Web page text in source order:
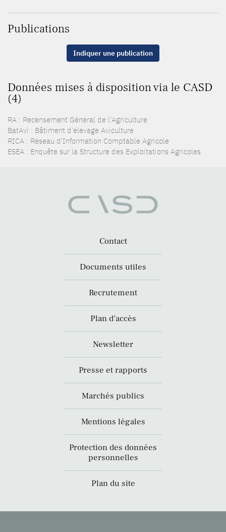
Publications
Indiquer une publication
Données mises à disposition via le CASD
(4)
RA : Recensement Général de l’Agriculture
BatAvi : Bâtiment d'élevage Aviculture
RICA : Réseau d'Information Comptable Agricole
ESEA : Enquête sur la Structure des Exploitations Agricoles
Contact
Documents utiles
Recrutement
Plan d’accès
Newsletter
Presse et rapports
Marchés publics
Mentions légales
Protection des données
personnelles
Plan du site